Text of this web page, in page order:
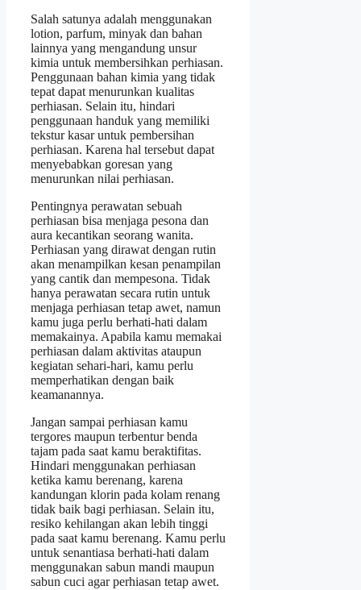
Salah satunya adalah menggunakan
lotion, parfum, minyak dan bahan
lainnya yang mengandung unsur
kimia untuk membersihkan perhiasan.
Penggunaan bahan kimia yang tidak
tepat dapat menurunkan kualitas
perhiasan. Selain itu, hindari
penggunaan handuk yang memiliki
tekstur kasar untuk pembersihan
perhiasan. Karena hal tersebut dapat
menyebabkan goresan yang
menurunkan nilai perhiasan.
Pentingnya perawatan sebuah
perhiasan bisa menjaga pesona dan
aura kecantikan seorang wanita.
Perhiasan yang dirawat dengan rutin
akan menampilkan kesan penampilan
yang cantik dan mempesona. Tidak
hanya perawatan secara rutin untuk
menjaga perhiasan tetap awet, namun
kamu juga perlu berhati-hati dalam
memakainya. Apabila kamu memakai
perhiasan dalam aktivitas ataupun
kegiatan sehari-hari, kamu perlu
memperhatikan dengan baik
keamanannya.
Jangan sampai perhiasan kamu
tergores maupun terbentur benda
tajam pada saat kamu beraktifitas.
Hindari menggunakan perhiasan
ketika kamu berenang, karena
kandungan klorin pada kolam renang
tidak baik bagi perhiasan. Selain itu,
resiko kehilangan akan lebih tinggi
pada saat kamu berenang. Kamu perlu
untuk senantiasa berhati-hati dalam
menggunakan sabun mandi maupun
sabun cuci agar perhiasan tetap awet.